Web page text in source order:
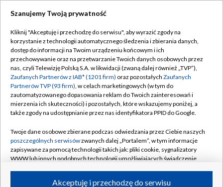
TVP
Abonament TVP
Emisja w TVP
Centrum informacji TVP
Naziemna Telewizja Cyfrowa
Rada Programowa
System NOS
Informacje o nadawcy
Regulamin TVP
Polityka prywatności
Moje zgody
Pomoc
Kontakt
Kanały
Szanujemy Twoją prywatność
Kliknij "Akceptuję i przechodzę do serwisu", aby wyrazić zgody na
korzystanie z technologii automatycznego śledzenia i zbierania danych,
dostęp do informacji na Twoim urządzeniu końcowym i ich
przechowywanie oraz na przetwarzanie Twoich danych osobowych przez
nas, czyli Telewizję Polską S.A. w likwidacji (zwaną dalej również „TVP”),
Zaufanych Partnerów z IAB* (1201 firm) oraz pozostałych Zaufanych
Partnerów TVP (93 firm), w celach marketingowych (w tym do
zautomatyzowanego dopasowania reklam do Twoich zainteresowań i
mierzenia ich skuteczności) i pozostałych, które wskazujemy poniżej, a
także zgody na udostępnianie przez nas identyfikatora PPID do Google.
Twoje dane osobowe zbierane podczas odwiedzania przez Ciebie naszych
poszczególnych serwisówzwanych dalej „Portalem”, w tym informacje
zapisywane za pomocą technologii takich jak: pliki cookie, sygnalizatory
WWW lub innych podobnych technologii umożliwiających świadczenie
ruchu w Internecie.Akceptuję i przechodzę do serwisu